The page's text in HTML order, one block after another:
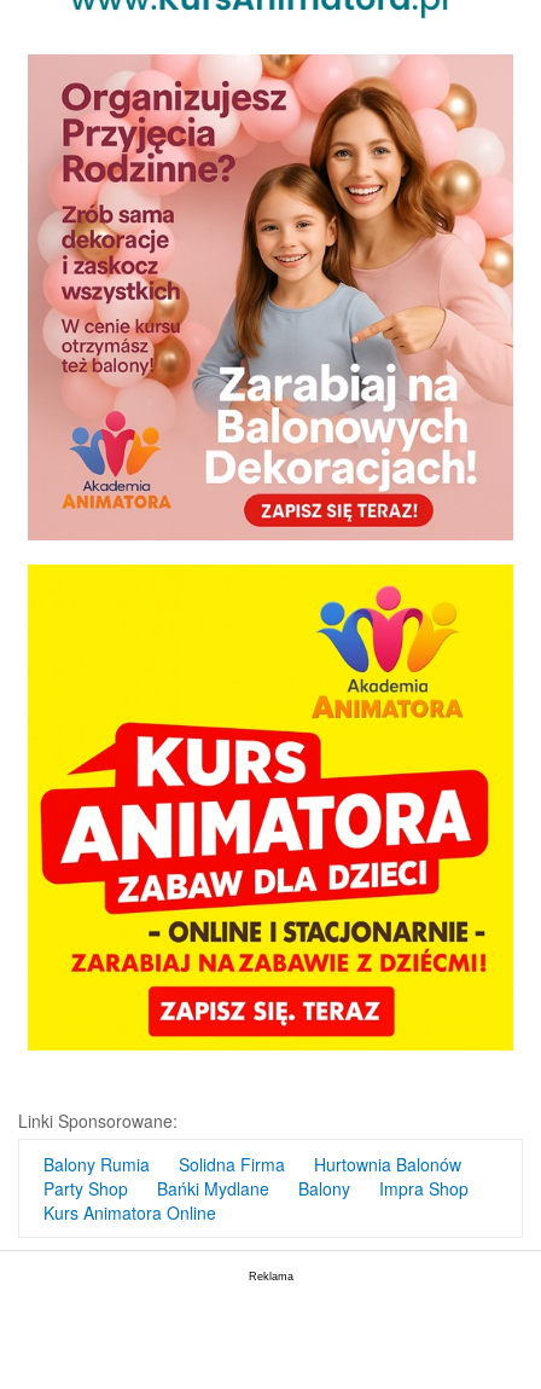
Linki Sponsorowane:
Balony Rumia
Solidna Firma
Hurtownia Balonów
Party Shop
Bańki Mydlane Balony
Impra Shop
Kurs Animatora Online